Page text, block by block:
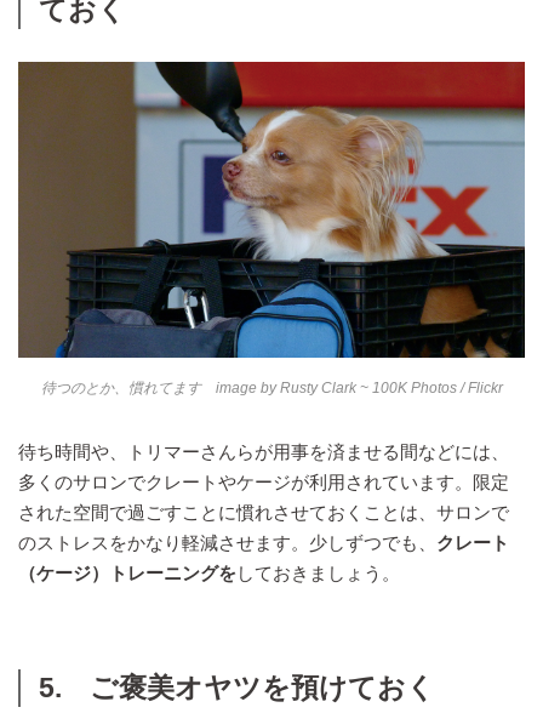
ておく
待つのとか、慣れてます image byRusty Clark ~ 100K Photos/ Flickr
待ち時間や、トリマーさんらが用事を済ませる間などには、
多くのサロンでクレートやケージが利用されています。限定
された空間で過ごすことに慣れさせておくことは、サロンで
のストレスをかなり軽減させます。少しずつでも、 クレート
（ケージ）トレーニングをしておきましょう。
5. ご褒美オヤツを預けておく